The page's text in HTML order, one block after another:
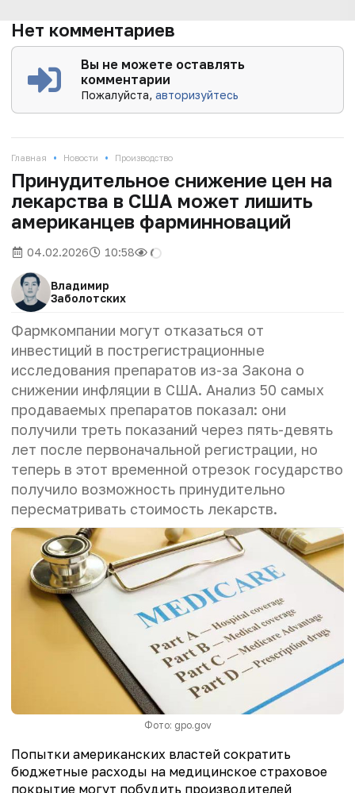
Нет комментариев
Вы не можете оставлять
комментарии
Пожалуйста,авторизуйтесь
Главная • Новости • Производство
Принудительное снижение цен на
лекарства в США может лишить
американцев фарминноваций
04.02.2026 10:58
Владимир
Заболотских
Фармкомпании могут отказаться от
инвестиций в пострегистрационные
исследования препаратов из-за Закона о
снижении инфляции в США. Анализ 50 самых
продаваемых препаратов показал: они
получили треть показаний через пять-девять
лет после первоначальной регистрации, но
теперь в этот временной отрезок государство
получило возможность принудительно
пересматривать стоимость лекарств.
Фото: gpo.gov
Попытки американских властей сократить
бюджетные расходы на медицинское страховое
покрытие могут побудить производителей